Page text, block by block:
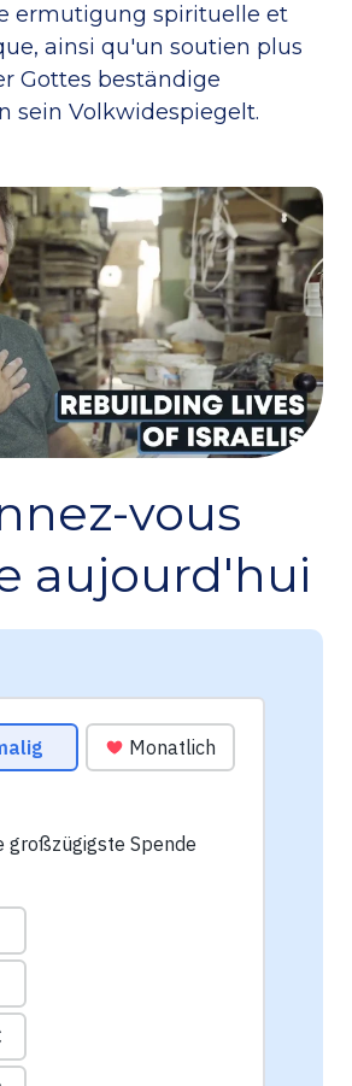
ermutigung spirituelle et
ainsi qu'un soutien plus
Gottes beständige
sein Volkwidespiegelt.
vous
aujourd'hui